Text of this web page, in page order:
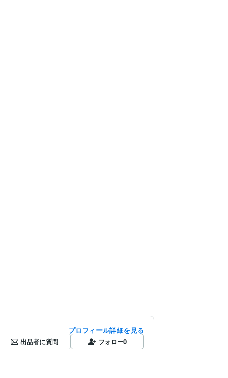
プロフィール詳細を見る
出品者に質問 フォロー0